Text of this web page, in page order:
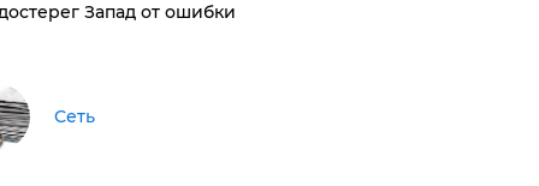
Запад от ошибки
Сеть